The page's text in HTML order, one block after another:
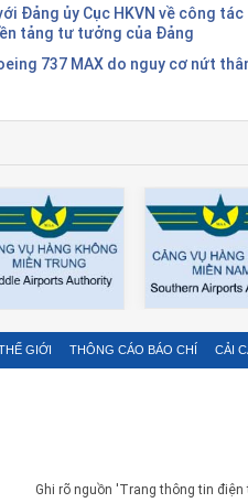
Đảng ủy Cục HKVN về công tác
tảng tư tưởng của Đảng
737 MAX do nguy cơ nứt
GIỚI THÔNG CÁO BÁO CHÍ CẢI
Ghi rõ nguồn 'Trang thông tin